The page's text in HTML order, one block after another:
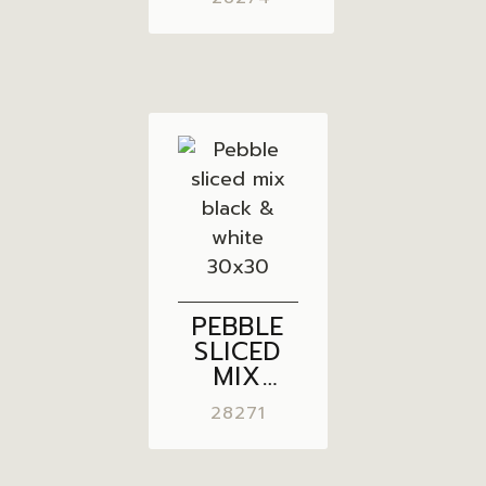
30×30
PEBBLE
SLICED
MIX
BLACK &
WHITE
30×30
28271